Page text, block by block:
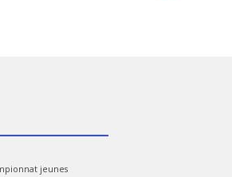
jeunes